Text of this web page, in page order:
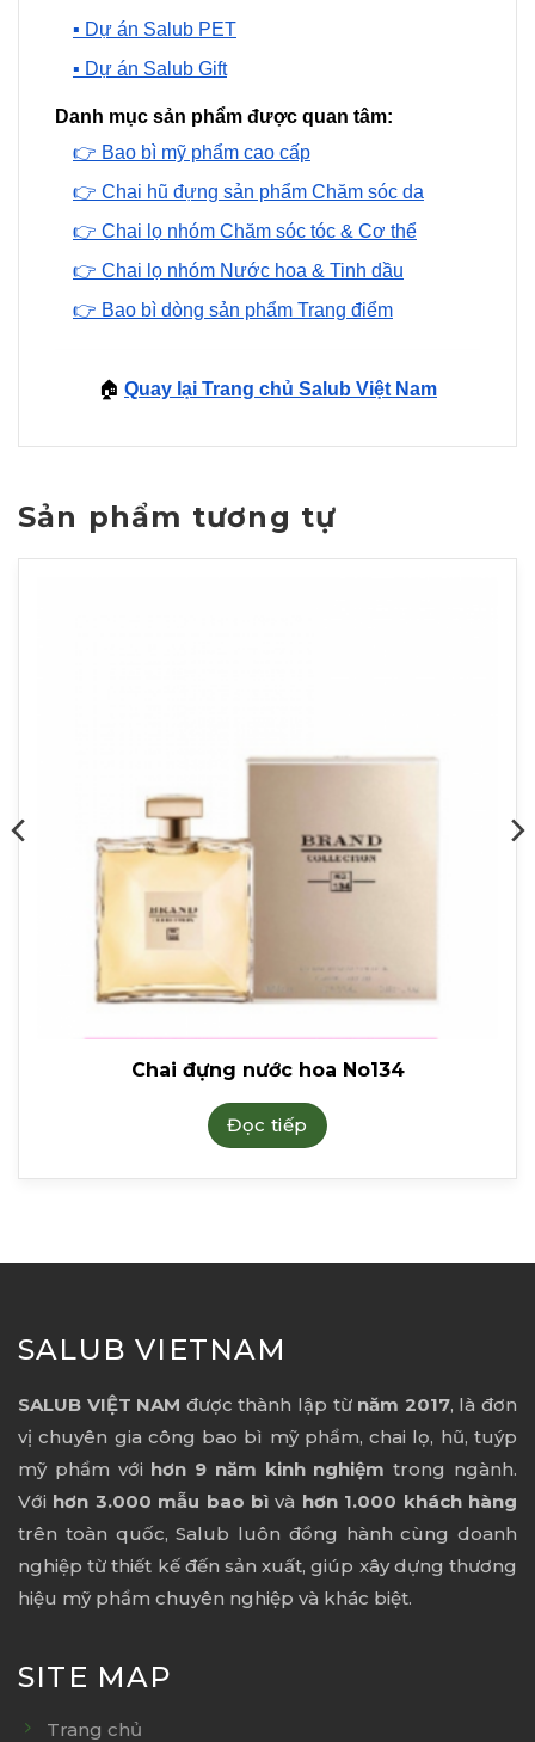
▪️ Dự án Salub PET
▪️ Dự án Salub Gift
Danh mục sản phẩm được quan tâm:
👉 Bao bì mỹ phẩm cao cấp
👉 Chai hũ đựng sản phẩm Chăm sóc da
👉 Chai lọ nhóm Chăm sóc tóc & Cơ thể
👉 Chai lọ nhóm Nước hoa & Tinh dầu
👉 Bao bì dòng sản phẩm Trang điểm
🏠 Quay lại Trang chủ Salub Việt Nam
Sản phẩm tương tự
Chai đựng nước hoa No134
Đọc tiếp
SALUB VIETNAM
SALUB VIỆT NAM được thành lập từ năm 2017, là đơn
vị chuyên gia công bao bì mỹ phẩm, chai lọ, hũ, tuýp
mỹ phẩm với hơn 9 năm kinh nghiệm trong ngành.
Với hơn 3.000 mẫu bao bì và hơn 1.000 khách hàng
trên toàn quốc, Salub luôn đồng hành cùng doanh
nghiệp từ thiết kế đến sản xuất, giúp xây dựng thương
hiệu mỹ phẩm chuyên nghiệp và khác biệt.
SITE MAP
Trang chủ